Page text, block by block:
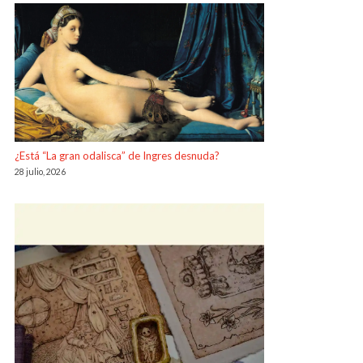
¿Está “La gran odalisca” de Ingres desnuda?
28 julio, 2026